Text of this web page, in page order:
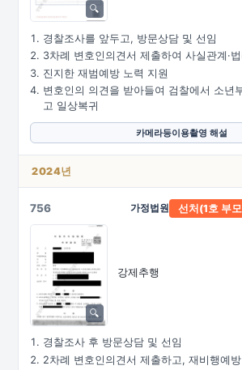
경찰조사를 앞두고, 방문상담 및 선임
3차례 변호인의견서 제출하여 사실관계·
진지한 재범예방 노력 지원
변호인의 의견을 받아들여 검찰에서 소년
고 일상복귀
카메라등이용촬영 해설
2024년
756
강제추행
가정법원 선처(1호 부
경찰조사 후 방문상담 및 선임
2차례 변호인의견서 제출하고, 재비행예